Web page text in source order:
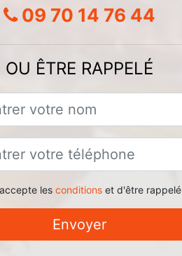
09 70 14 76 44
OU ÊTRE RAPPELÉ
les conditionset d'être rappelé
Envoyer